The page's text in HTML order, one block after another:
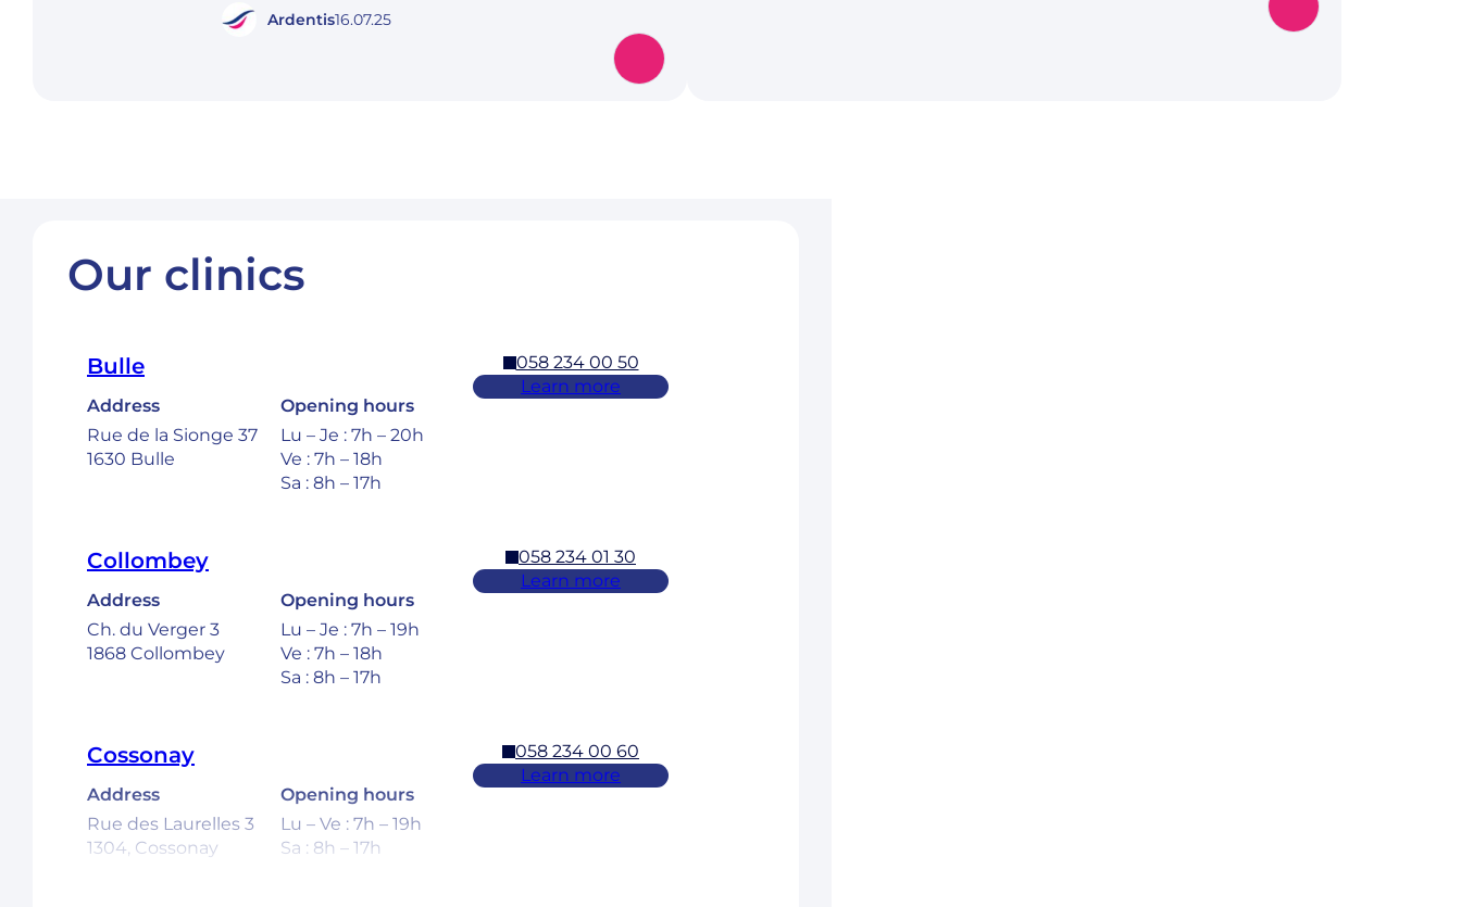
Ardentis16.07.25
Our clinics
Bulle
Address
Rue de la Sionge 37
1630 Bulle
Opening hours
Lu – Je : 7h – 20h
Ve : 7h – 18h
Sa : 8h – 17h
058 234 00 50
Learn more
Collombey
Address
Ch. du Verger 3
1868 Collombey
Opening hours
Lu – Je : 7h – 19h
Ve : 7h – 18h
Sa : 8h – 17h
058 234 01 30
Learn more
Cossonay
Address
Rue des Laurelles 3
1304, Cossonay
Opening hours
Lu – Ve : 7h – 19h
Sa : 8h – 17h
058 234 00 60
Learn more